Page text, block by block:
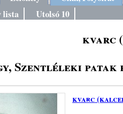
lista Utolsó 10
kvarc
Szentléleki
kvarc